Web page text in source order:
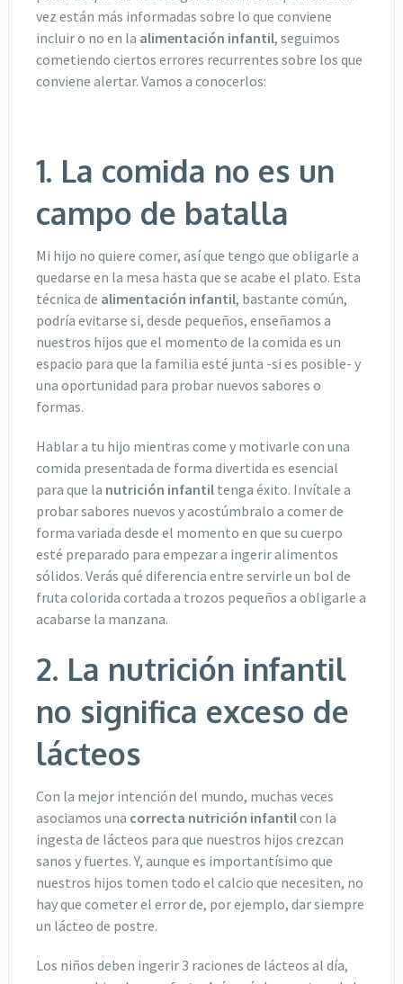
vez están más informadas sobre lo que conviene
incluir o no en la alimentación infantil, seguimos
cometiendo ciertos errores recurrentes sobre los que
conviene alertar. Vamos a conocerlos:
1. La comida no es un
campo de batalla
Mi hijo no quiere comer, así que tengo que obligarle a
quedarse en la mesa hasta que se acabe el plato. Esta
técnica de alimentación infantil, bastante común,
podría evitarse si, desde pequeños, enseñamos a
nuestros hijos que el momento de la comida es un
espacio para que la familia esté junta -si es posible- y
una oportunidad para probar nuevos sabores o
formas.
Hablar a tu hijo mientras come y motivarle con una
comida presentada de forma divertida es esencial
para que la nutrición infantiltenga éxito. Invítale a
probar sabores nuevos y acostúmbralo a comer de
forma variada desde el momento en que su cuerpo
esté preparado para empezar a ingerir alimentos
sólidos. Verás qué diferencia entre servirle un bol de
fruta colorida cortada a trozos pequeños a obligarle a
acabarse la manzana.
2. La nutrición infantil
no significa exceso de
lácteos
Con la mejor intención del mundo, muchas veces
asociamos una correcta nutrición infantilcon la
ingesta de lácteos para que nuestros hijos crezcan
sanos y fuertes. Y, aunque es importantísimo que
nuestros hijos tomen todo el calcio que necesiten, no
hay que cometer el error de, por ejemplo, dar siempre
un lácteo de postre.
Los niños deben ingerir 3 raciones de lácteos al día,